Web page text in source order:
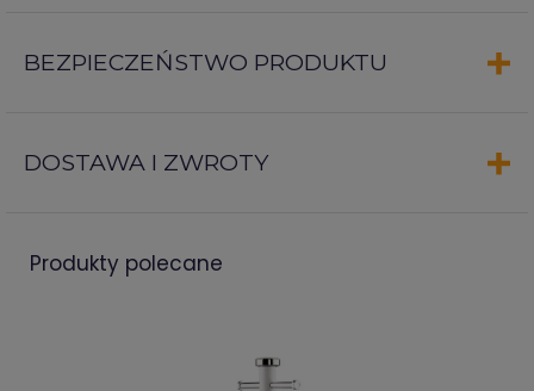
BEZPIECZEŃSTWO PRODUKTU
DOSTAWA I ZWROTY
produkty polecane